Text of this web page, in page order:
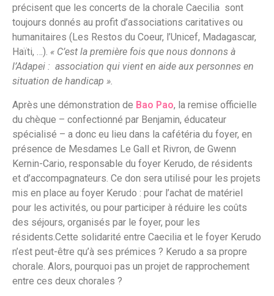
précisent que les concerts de la chorale Caecilia sont
toujours donnés au profit d’associations caritatives ou
humanitaires (Les Restos du Coeur, l’Unicef, Madagascar,
Haïti, …). « C’est la première fois que nous donnons à
l’Adapei : association qui vient en aide aux personnes en
situation de handicap ».
Après une démonstration de Bao Pao, la remise officielle
du chèque – confectionné par Benjamin, éducateur
spécialisé – a donc eu lieu dans la cafétéria du foyer, en
présence de Mesdames Le Gall et Rivron, de Gwenn
Kernin-Cario, responsable du foyer Kerudo, de résidents
et d’accompagnateurs. Ce don sera utilisé pour les projets
mis en place au foyer Kerudo : pour l’achat de matériel
pour les activités, ou pour participer à réduire les coûts
des séjours, organisés par le foyer, pour les
résidents.Cette solidarité entre Caecilia et le foyer Kerudo
n’est peut-être qu’à ses prémices ? Kerudo a sa propre
chorale. Alors, pourquoi pas un projet de rapprochement
entre ces deux chorales ?